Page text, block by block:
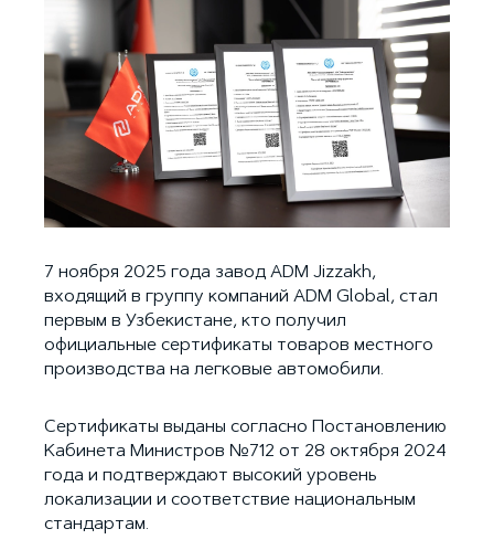
7 ноября 2025 года завод ADM Jizzakh,
входящий в группу компаний ADM Global, стал
первым в Узбекистане, кто получил
официальные сертификаты товаров местного
производства на легковые автомобили.
Сертификаты выданы согласно Постановлению
Кабинета Министров №712 от 28 октября 2024
года и подтверждают высокий уровень
локализации и соответствие национальным
стандартам.